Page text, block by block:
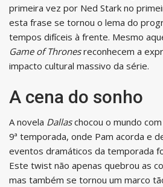
primeira vez por Ned Stark no
esta frase se tornou o lema do
tempos difíceis à frente. Mesmo
Game of Thronesreconhecem a
impacto cultural massivo da série.
A cena do sonho
A novela Dallaschocou o mundo
9ª temporada, onde Pam acorda e
eventos dramáticos da temporada
Este twist não apenas quebrou as
mas também se tornou um marco